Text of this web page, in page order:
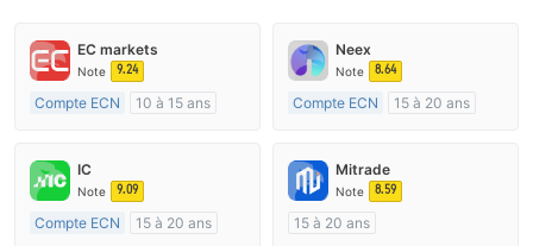
EC markets
Note 9.24
Compte ECN
10 à 15 ans
Market Making (MM)
Etiquette principale MT4
Neex
Note 8.64
Compte ECN
15 à 20 ans
Market Making (MM)
Etiquette principale MT4
IC
Note 9.09
Compte ECN
15 à 20 ans
Mitrade
Note 8.59
15 à 20 ans